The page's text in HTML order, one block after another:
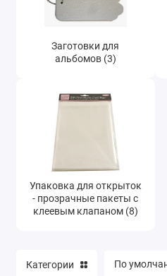
Заготовки для
альбомов (3)
Упаковка для открыток
- прозрачные пакеты с
клеевым клапаном (8)
Категории